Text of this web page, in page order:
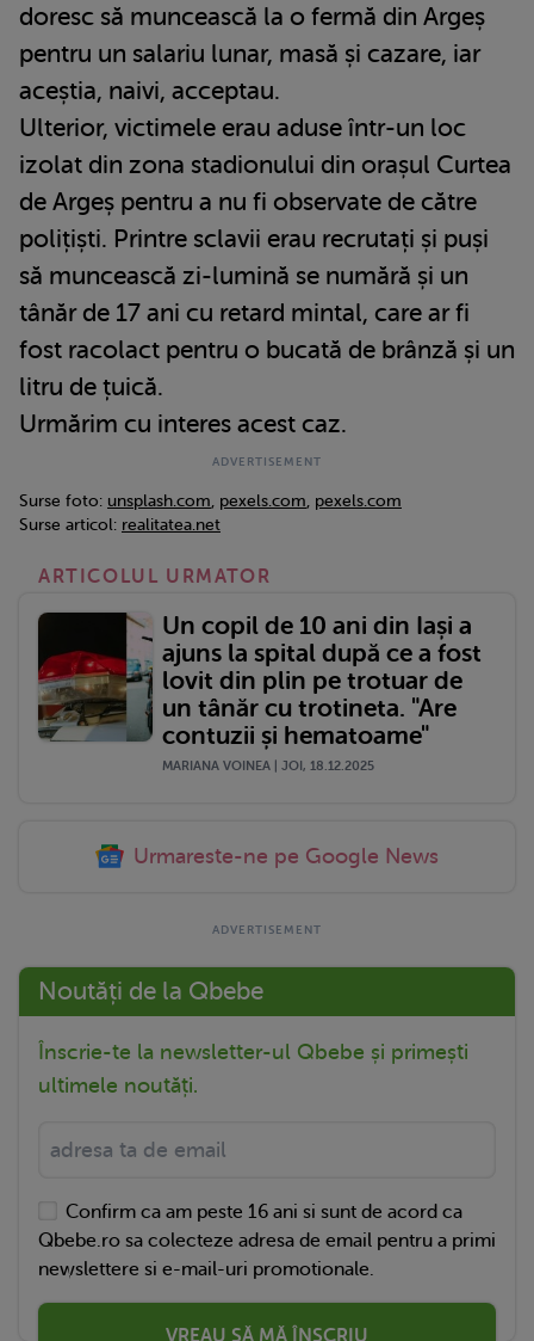
doresc să muncească la o fermă din Argeș
pentru un salariu lunar, masă și cazare, iar
aceștia, naivi, acceptau.
Ulterior, victimele erau aduse într-un loc
izolat din zona stadionului din orașul Curtea
de Argeș pentru a nu fi observate de către
polițiști. Printre sclavii erau recrutați și puși
să muncească zi-lumină se numără și un
tânăr de 17 ani cu retard mintal, care ar fi
fost racolact pentru o bucată de brânză și un
litru de țuică.
Urmărim cu interes acest caz.
Surse foto: unsplash.com pexels.com pexels.com
Surse articol: realitatea.net
ARTICOLUL URMATOR
Un copil de 10 ani din Iași a
ajuns la spital după ce a fost
lovit din plin pe trotuar de
un tânăr cu trotineta. "Are
contuzii și hematoame"
MARIANA VOINEA | JOI, 18.12.2025
Urmareste-ne pe Google News
Noutăți de la Qbebe
Înscrie-te la newsletter-ul Qbebe și primești
ultimele noutăți.
Confirm ca am peste 16 ani si sunt de acord ca
Qbebe.ro sa colecteze adresa de email pentru a primi
newslettere si e-mail-uri promotionale.
VREAU SĂ MĂ ÎNSCRIU